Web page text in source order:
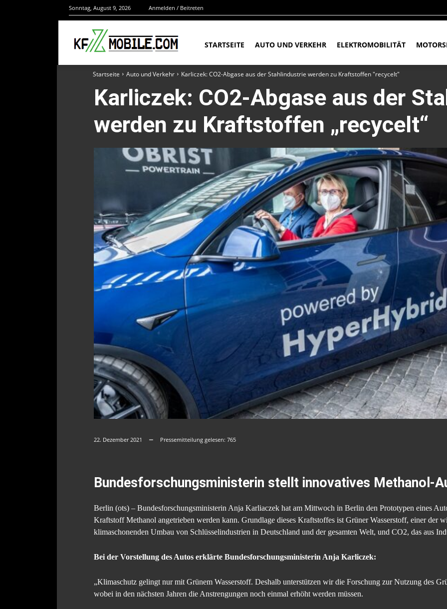
Sonntag, August 9, 2026 Anmelden / Beitreten
STARTSEITE AUTO UND VERKEHR ELEKTROMOBILITÄT
Startseite Auto und Verkehr Karliczek: CO2-Abgase aus der Stahlindustrie werden zu Kraftstoffen "recycelt"
Karliczek: CO2-Abgase aus der
werden zu Kraftstoffen „recycelt“
22. Dezember 2021 Pressemitteilung gelesen: 765
Bundesforschungsministerin stellt innovatives Methanol-
Berlin (ots) – Bundesforschungsministerin Anja Karliaczek hat am Mittwoch in Berlin den Prototypen eines
Kraftstoff Methanol angetrieben werden kann. Grundlage dieses Kraftstoffes ist Grüner Wasserstoff, einer der
klimaschonenden Umbau von Schlüsselindustrien in Deutschland und der gesamten Welt, und CO2, das aus
Bei der Vorstellung des Autos erklärte Bundesforschungsministerin Anja Karliczek:
„Klimaschutz gelingt nur mit Grünem Wasserstoff. Deshalb unterstützen wir die Forschung zur Nutzung des
wobei in den nächsten Jahren die Anstrengungen noch einmal erhöht werden müssen.